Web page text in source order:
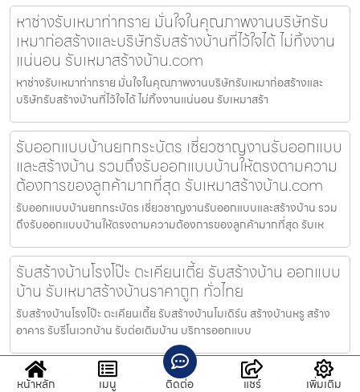
หาช่างรับเหมาท่าทราย มั่นใจในคุณภาพงานบริษัทรับ
เหมาก่อสร้างและบริษัทรับสร้างบ้านที่ไว้ใจได้ ไม่ทิ้งงาน
แน่นอน รับเหมาสร้างบ้าน.com
หาช่างรับเหมาท่าทราย มั่นใจในคุณภาพงานบริษัทรับเหมาก่อสร้างและ
บริษัทรับสร้างบ้านที่ไว้ใจได้ ไม่ทิ้งงานแน่นอน รับเหมาสร้า
รับออกแบบบ้านยกกระบัตร เชี่ยวชาญงานรับออกแบบ
และสร้างบ้าน รวมถึงรับออกแบบบ้านให้ตรงตามความ
ต้องการของลูกค้ามากที่สุด รับเหมาสร้างบ้าน.com
รับออกแบบบ้านยกกระบัตร เชี่ยวชาญงานรับออกแบบและสร้างบ้าน รวม
ถึงรับออกแบบบ้านให้ตรงตามความต้องการของลูกค้ามากที่สุด รับเห
รับสร้างบ้านโรงโป๊ะ ตะเคียนเตี้ย รับสร้างบ้าน ออกแบบ
บ้าน รับเหมาสร้างบ้านราคาถูก ทั่วไทย
รับสร้างบ้านโรงโป๊ะ ตะเคียนเตี้ย รับสร้างบ้านโมเดิร์น สร้างบ้านหรู สร้าง
อาคาร รับรีโนเวทบ้าน รับต่อเติมบ้าน บริการออกแบบ
รับเหมาสร้างบ้านนนทบุรี รับสร้างบ้าน ออกแบบบ้าน
หน้าหลัก เมนู ติดต่อ แชร์ เพิ่มเติม